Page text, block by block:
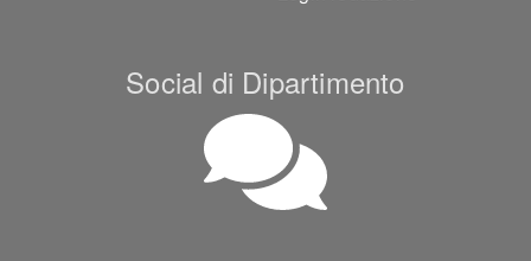
Social di Dipartimento